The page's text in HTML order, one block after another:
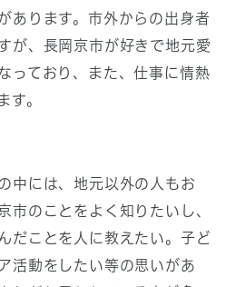
あります。市外からの出身者
が、長岡京市が好きで地元愛
っており、また、仕事に情熱
す。
中には、地元以外の人もお
市のことをよく知りたいし、
だことを人に教えたい。子ど
活動をしたい等の思いがあ